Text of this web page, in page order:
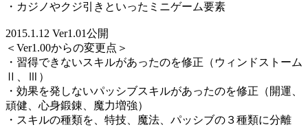
・カジノやクジ引きといったミニゲーム要素
2015.1.12 Ver1.01公開
＜Ver1.00からの変更点＞
・習得できないスキルがあったのを修正（ウィンドストーム
Ⅱ、Ⅲ）
・効果を発しないパッシブスキルがあったのを修正（開運、
頑健、心身鍛錬、魔力増強）
・スキルの種類を、特技、魔法、パッシブの３種類に分離